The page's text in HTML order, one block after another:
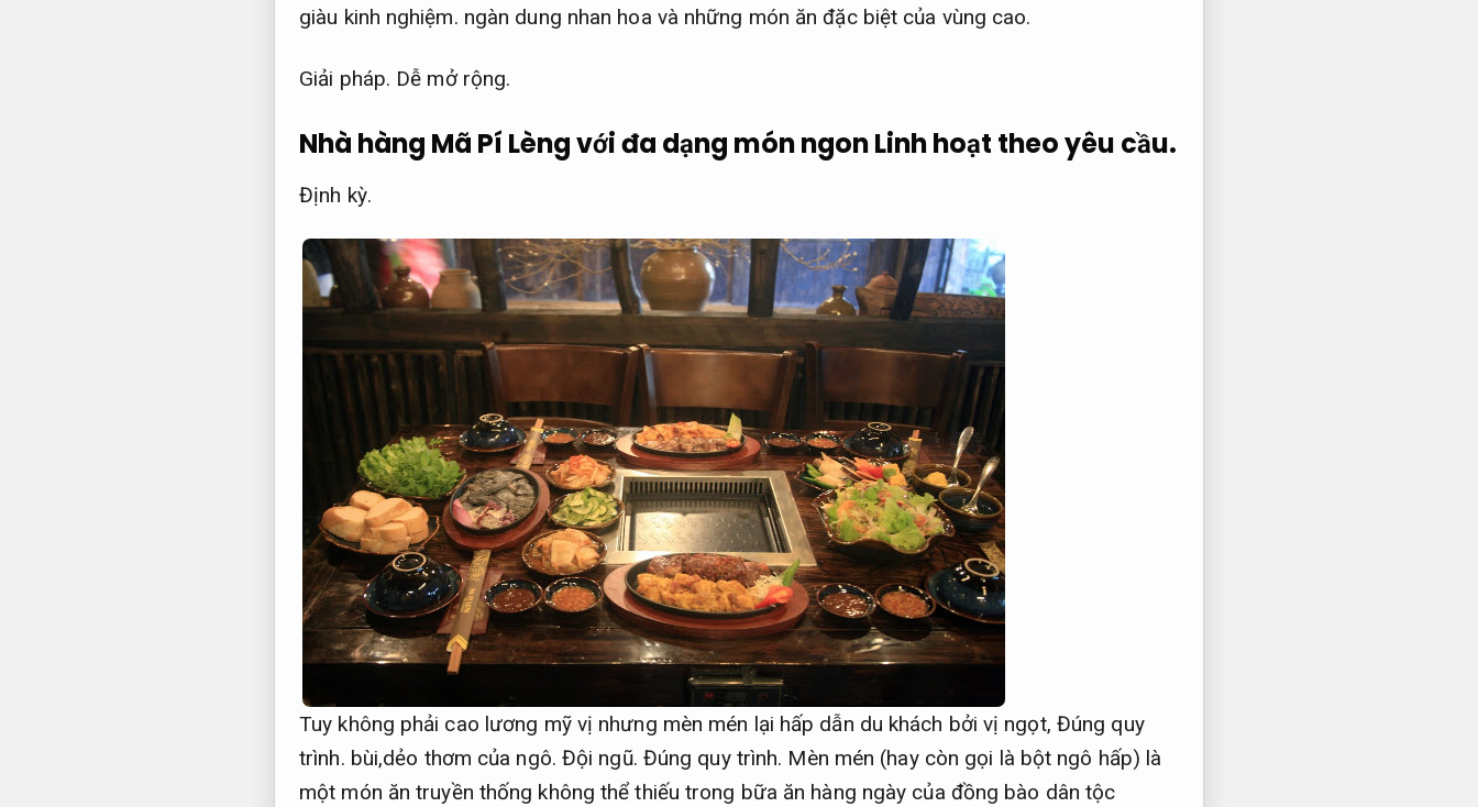
giàu kinh nghiệm. ngàn dung nhan hoa và những món ăn đặc biệt của vùng cao.
Giải pháp. Dễ mở rộng.
Nhà hàng Mã Pí Lèng với đa dạng món ngonLinh hoạt theo yêu cầu.
Định kỳ.
Tuy không phải cao lương mỹ vị nhưng mèn mén lại hấp dẫn du khách bởi vị ngọt, Đúng quy
trình. bùi,dẻo thơm của ngô. Đội ngũ. Đúng quy trình. Mèn mén (hay còn gọi là bột ngô hấp) là
một món ăn truyền thống không thể thiếu trong bữa ăn hàng ngày của đồng bào dân tộc